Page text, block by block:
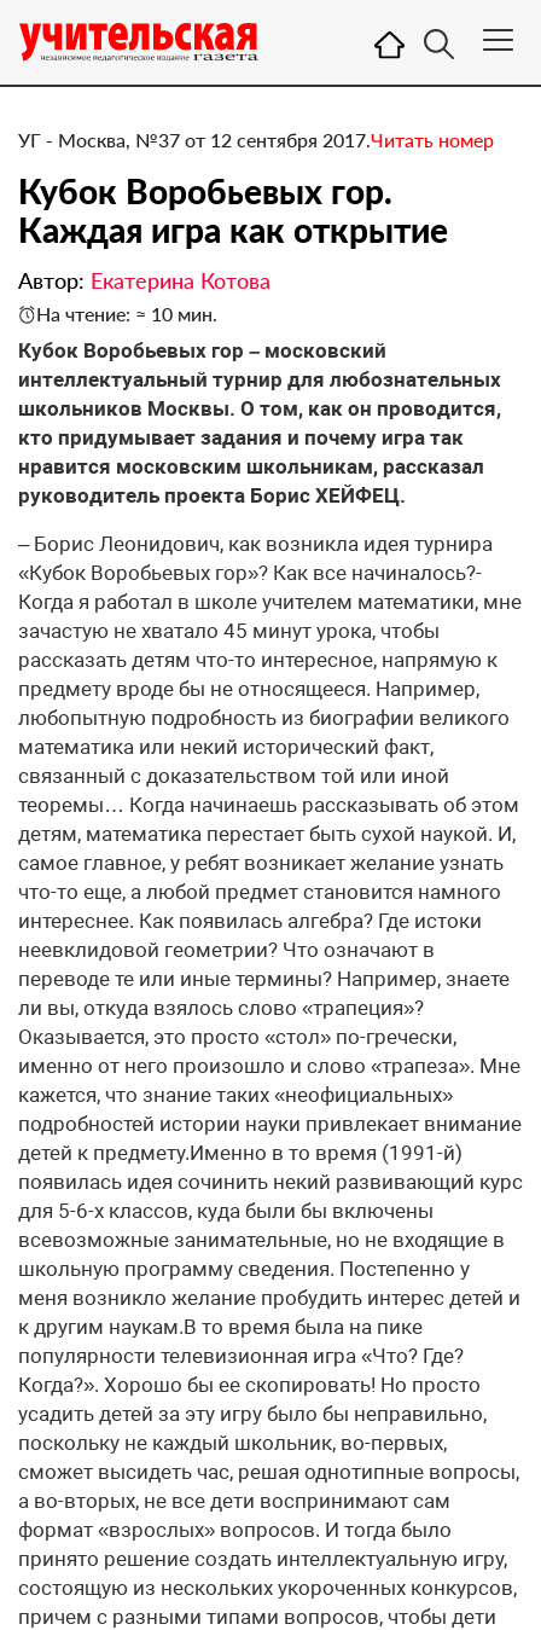
УГ - Москва, №37 от 12 сентября 2017.Читать номер
Кубок Воробьевых гор.
Каждая игра как открытие
Автор: Екатерина Котова
На чтение: ≈ 10 мин.
​Кубок Воробьевых гор – московский
интеллектуальный турнир для любознательных
школьников Москвы. О том, как он проводится,
кто придумывает задания и почему игра так
нравится московским школьникам, рассказал
руководитель проекта Борис ХЕЙФЕЦ.
– Борис Леонидович, как возникла идея турнира
«Кубок Воробьевых гор»? Как все начиналось?-
Когда я работал в школе учителем математики, мне
зачастую не хватало 45 минут урока, чтобы
рассказать детям что-то интересное, напрямую к
предмету вроде бы не относящееся. Например,
любопытную подробность из биографии великого
математика или некий исторический факт,
связанный с доказательством той или иной
теоремы… Когда начинаешь рассказывать об этом
детям, математика перестает быть сухой наукой. И,
самое главное, у ребят возникает желание узнать
что-то еще, а любой предмет становится намного
интереснее. Как появилась алгебра? Где истоки
неевклидовой геометрии? Что означают в
переводе те или иные термины? Например, знаете
ли вы, откуда взялось слово «трапеция»?
Оказывается, это просто «стол» по-гречески,
именно от него произошло и слово «трапеза». Мне
кажется, что знание таких «неофициальных»
подробностей истории науки привлекает внимание
детей к предмету.Именно в то время (1991-й)
появилась идея сочинить некий развивающий курс
для 5-6-х классов, куда были бы включены
всевозможные занимательные, но не входящие в
школьную программу сведения. Постепенно у
меня возникло желание пробудить интерес детей и
к другим наукам.В то время была на пике
популярности телевизионная игра «Что? Где?
Когда?». Хорошо бы ее скопировать! Но просто
усадить детей за эту игру было бы неправильно,
поскольку не каждый школьник, во-первых,
сможет высидеть час, решая однотипные вопросы,
а во-вторых, не все дети воспринимают сам
формат «взрослых» вопросов. И тогда было
принято решение создать интеллектуальную игру,
состоящую из нескольких укороченных конкурсов,
причем с разными типами вопросов, чтобы дети